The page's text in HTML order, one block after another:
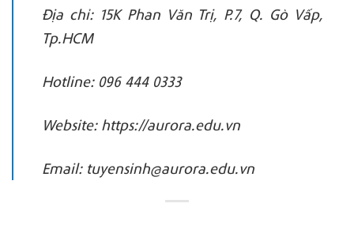
Địa chỉ: 15K Phan Văn Trị, P.7, Q. Gò Vấp,
Tp.HCM
Hotline: 096 444 0333
Website: https://aurora.edu.vn
Email: tuyensinh@aurora.edu.vn